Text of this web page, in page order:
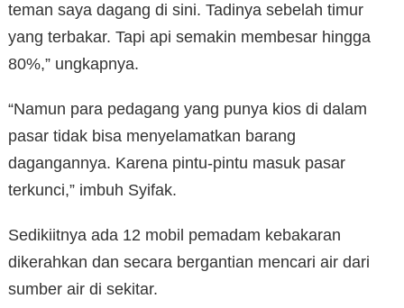
teman saya dagang di sini. Tadinya sebelah timur
yang terbakar. Tapi api semakin membesar hingga
80%,” ungkapnya.
“Namun para pedagang yang punya kios di dalam
pasar tidak bisa menyelamatkan barang
dagangannya. Karena pintu-pintu masuk pasar
terkunci,” imbuh Syifak.
Sedikiitnya ada 12 mobil pemadam kebakaran
dikerahkan dan secara bergantian mencari air dari
sumber air di sekitar.